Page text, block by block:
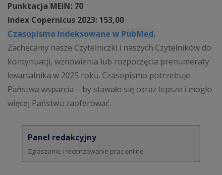
Punktacja MEiN: 70
Index Copernicus 2023: 153,00
Czasopismo indeksowane w PubMed.
Zachęcamy nasze Czytelniczki i naszych Czytelników do
kontynuacji, wznowienia lub rozpoczęcia prenumeraty
kwartalnika w 2025 roku. Czasopismo potrzebuje
Państwa wsparcia – by stawało się coraz lepsze i mogło
więcej Państwu zaoferować.
Panel redakcyjny
Zgłaszanie i recenzowanie prac online